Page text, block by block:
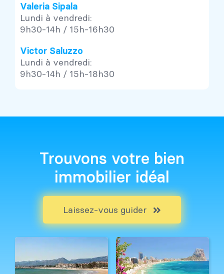
Valeria Sipala
Lundi à vendredi:
9h30-14h / 15h-16h30
Victor Saluzzo
Lundi à vendredi:
9h30-14h / 15h-18h30
Trouvons votre bien
immobilier idéal
Laissez-vous guider